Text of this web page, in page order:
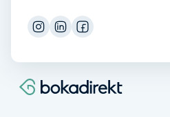
Ryggmassage